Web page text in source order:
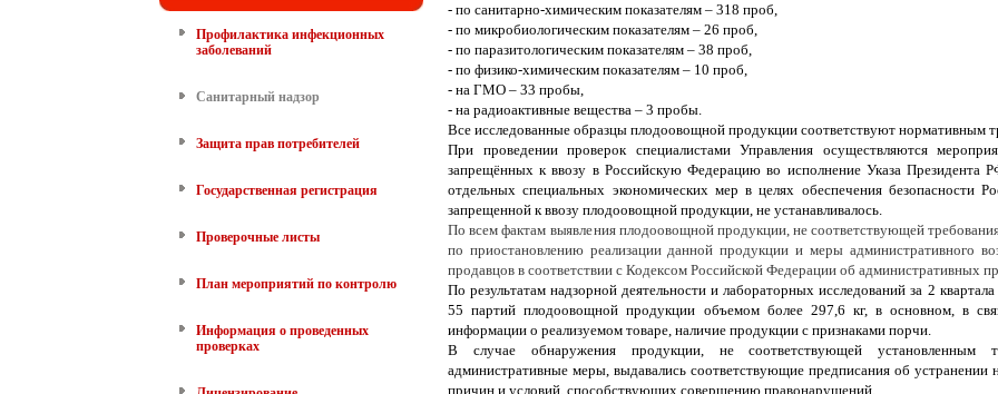
Профилактика инфекционных
заболеваний
Санитарный надзор
Защита прав потребителей
Государственная регистрация
Проверочные листы
План мероприятий по контролю
Информация о проведенных
проверках
- по санитарно-химическим показателям – 318 проб,
- по микробиологическим показателям – 26 проб,
- по паразитологическим показателям – 38 проб,
- по физико-химическим показателям – 10 проб,
- на ГМО – 33 пробы,
- на радиоактивные вещества – 3 пробы.
Все исследованные образцы плодоовощной продукции соответствуют нормативным
При проведении проверок специалистами Управления осуществляются
запрещённых к ввозу в Российскую Федерацию во исполнение Указа
отдельных специальных экономических мер в целях обеспечения безопасности
запрещенной к ввозу плодоовощной продукции, не устанавливалось.
По всем фактам выявления плодоовощной продукции, не соответствующей
по приостановлению реализации данной продукции и меры административного
продавцов в соответствии с Кодексом Российской Федерации об административных
По результатам надзорной деятельности и лабораторных исследований за 2
55 партий плодоовощной продукции объемом более 297,6 кг, в основном, в
информации о реализуемом товаре, наличие продукции с признаками порчи.
В случае обнаружения продукции, не соответствующей установленным
административные меры, выдавались соответствующие предписания об устранении
причин и условий, способствующих совершению правонарушений.